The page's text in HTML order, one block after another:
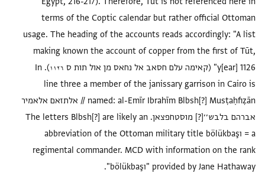
terms of the Coptic calendar but rather official Ottoman
usage. The heading of the accounts reads accordingly: "A list
making known the account of copper from the first of Tūt,
y[ear] 1126" (קאימה עלם חסאב אל נחאס מן אול תות ס ١١٢٦). In
line three a member of the janissary garrison in Cairo is
named: al-Emīr Ibrahīm Blbsh[?] Musṭaḥfiẓān // אלתזאם אלאמיר
אברהם בלבש׳׳[?] מוסטחפצאן. The letters Blbsh[?] are likely an
abbreviation of the Ottoman military title bölükbaşı = a
regimental commander. MCD with information on the rank
"bölükbaşı" provided by Jane Hathaway.